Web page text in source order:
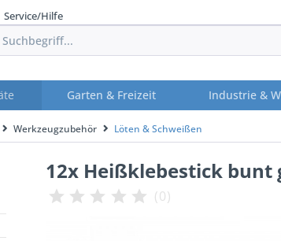
Service/Hilfe
Garten & Freizeit Industrie &
Werkzeugzubehör Löten & Schweißen
12x Heißklebestick bunt
(0)